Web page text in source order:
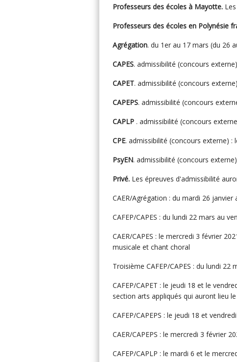
Professeurs des écoles à Mayotte.
Professeurs des écoles en Polynésie
Agrégation. du 1er au 17 mars (du 26
CAPES. admissibilité (concours
CAPET. admissibilité (concours
CAPEPS. admissibilité (concours
CAPLP . admissibilité (concours
CPE. admissibilité (concours externe) :
PsyEN. admissibilité (concours
Privé. Les épreuves d'admissibilité
CAER/Agrégation : du mardi 26 janvier
CAFEP/CAPES : du lundi 22 mars au
CAER/CAPES : le mercredi 3 février
musicale et chant choral
Troisième CAFEP/CAPES : du lundi 22
CAFEP/CAPET : le jeudi 18 et le
section arts appliqués qui auront lieu
CAFEP/CAPEPS : le jeudi 18 et
CAER/CAPEPS : le mercredi 3 février
CAFEP/CAPLP : le mardi 6 et le